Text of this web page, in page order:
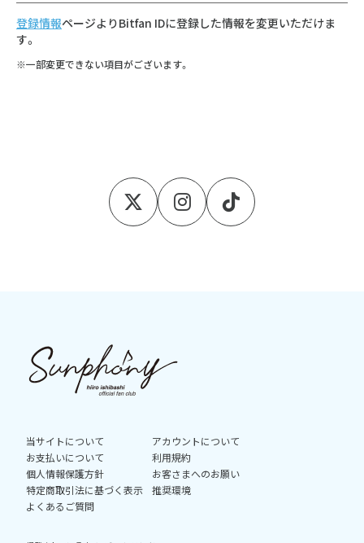
登録情報ページよりBitfan IDに登録した情報を変更いただけま
す。
※一部変更できない項目がございます。
当サイトについて
アカウントについて
お支払いについて
利用規約
個人情報保護方針
お客さまへのお願い
特定商取引法に基づく表示
推奨環境
よくあるご質問